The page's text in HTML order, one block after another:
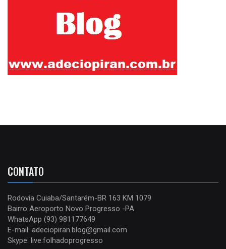
CONTATO
Rodovia Cuiaba/Santarém-BR 163 KM 1079
Bairro Aeroporto Novo Progresso -PA
WhatsApp (93) 981177649
E-mail: adeciopiran.blog@gmail.com
Skype: live:folhadoprogresso